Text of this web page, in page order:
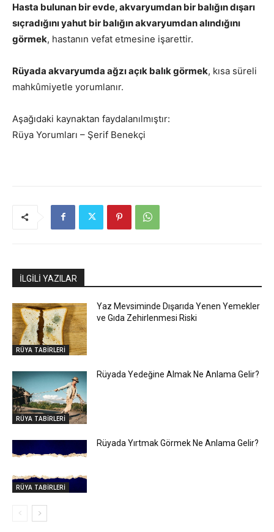
Hasta bulunan bir evde, akvaryumdan bir balığın dışarı
sıçradığını yahut bir balığın akvaryumdan alındığını
görmek, hastanın vefat etmesine işarettir.
Rüyada akvaryumda ağzı açık balık görmek, kısa süreli
mahkûmiyetle yorumlanır.
Aşağıdaki kaynaktan faydalanılmıştır:
Rüya Yorumları – Şerif Benekçi
İLGİLİ YAZILAR
RÜYA TABİRLERİ
Yaz Mevsiminde Dışarıda Yenen Yemekler
ve Gıda Zehirlenmesi Riski
RÜYA TABİRLERİ
Rüyada Yedeğine Almak Ne Anlama Gelir?
RÜYA TABİRLERİ
Rüyada Yırtmak Görmek Ne Anlama Gelir?